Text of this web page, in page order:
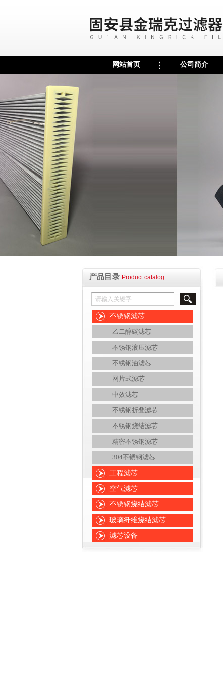
网站首页 公司简介
产品目录 Product catalog
不锈钢滤芯
乙二醇碳滤芯
不锈钢液压滤芯
不锈钢油滤芯
网片式滤芯
中效滤芯
不锈钢折叠滤芯
不锈钢烧结滤芯
精密不锈钢滤芯
304不锈钢滤芯
工程滤芯
空气滤芯
不锈钢烧结滤芯
玻璃纤维烧结滤芯
滤芯设备